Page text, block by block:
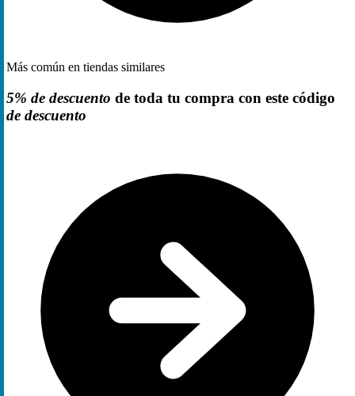
Más común en tiendas similares
5% de descuento de toda tu compra con este código
de descuento